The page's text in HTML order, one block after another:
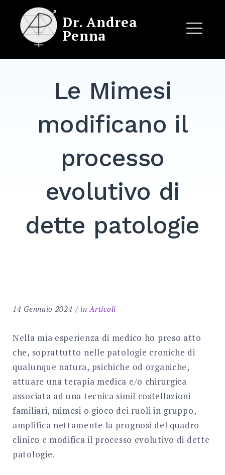
content
Dr. Andrea
Penna
Le Mimesi
modificano il
processo
evolutivo di
dette patologie
14 Gennaio 2024 inArticoli
Nella mia esperienza di medico ho preso atto
che, soprattutto nelle patologie croniche di
qualunque natura, psichiche od organiche,
attuare una terapia medica e/o chirurgica
associata ad una tecnica simil costellazioni
familiari, mimesi o gioco dei ruoli in gruppo,
amplifica nettamente la prognosi del quadro
clinico e modifica il processo evolutivo di dette
patologie.